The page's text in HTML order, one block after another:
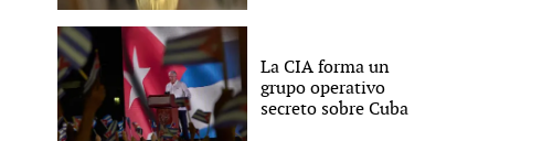
La CIA forma un
grupo operativo
secreto sobre Cuba